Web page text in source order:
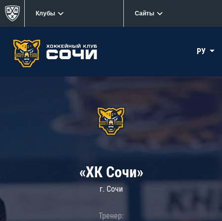
Клубы Сайты
РУ
«ХК Сочи»
г. Сочи
Тренер: